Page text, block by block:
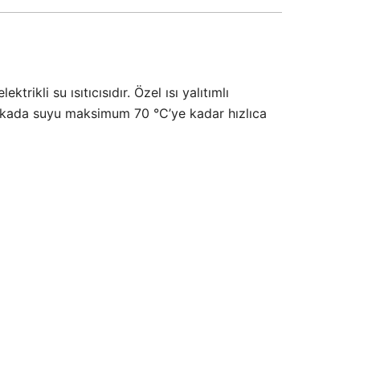
su ısıtıcısıdır. Özel ısı yalıtımlı
suyu maksimum 70 °C’ye kadar hızlıca